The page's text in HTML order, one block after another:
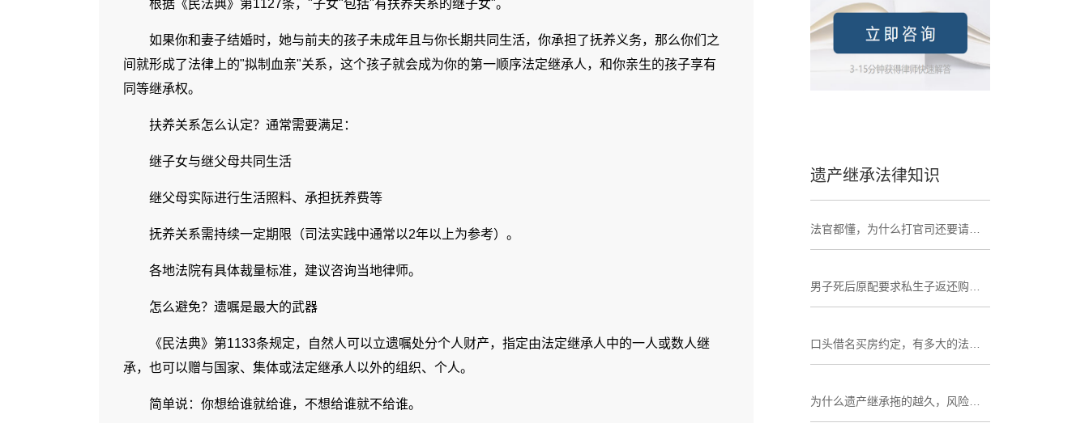
根据《民法典》第1127条，"子女"包括"有扶养关系的继子女"。
如果你和妻子结婚时，她与前夫的孩子未成年且与你长期共同生活，你承担了抚养义务，那么你们之
间就形成了法律上的"拟制血亲"关系，这个孩子就会成为你的第一顺序法定继承人，和你亲生的孩子享有
同等继承权。
扶养关系怎么认定？通常需要满足：
继子女与继父母共同生活
继父母实际进行生活照料、承担抚养费等
抚养关系需持续一定期限（司法实践中通常以2年以上为参考）。
各地法院有具体裁量标准，建议咨询当地律师。
怎么避免？遗嘱是最大的武器
《民法典》第1133条规定，自然人可以立遗嘱处分个人财产，指定由法定继承人中的一人或数人继
承，也可以赠与国家、集体或法定继承人以外的组织、个人。
简单说：你想给谁就给谁，不想给谁就不给谁。
遗产继承法律知识
法官都懂，为什么打官司还要请律师？
男子死后原配要求私生子返还购房款，法院这么判了
口头借名买房约定，有多大的法律风险？
为什么遗产继承拖的越久，风险就越大？